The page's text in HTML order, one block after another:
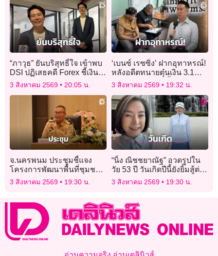
“ภาวุธ” ยันบริสุทธิ์ใจ เข้าพบ
DSI ปฏิเสธคดี Forex ชี้เงิน
28 ล้านได้มาจากการเทรด
3 สิงหาคม 2569 20:05 น.
‘เบนซ์ เรซซิ่ง’ ฝากอุทาหรณ์!
หลังอดีตทนายตุ๋นเงิน 3.1
ล้านโดนคุก 3 ปี ย้ำอย่า
3 สิงหาคม 2569 19:32 น.
จ.นครพนม ประชุมชี้แจง
โครงการพัฒนาพื้นที่ชุมชน
ริมโขงภาคตะวันออกเฉียง
3 สิงหาคม 2569 19:30 น.
“นิ้ง ณิชชยาณัฐ” อวดรูปใน
วัย 53 ปี วันเกิดปีนี้ยังยิ้มสู้ต่อ
ไป เอฟซีมอบกำลังใจให้
3 สิงหาคม 2569 19:30 น.